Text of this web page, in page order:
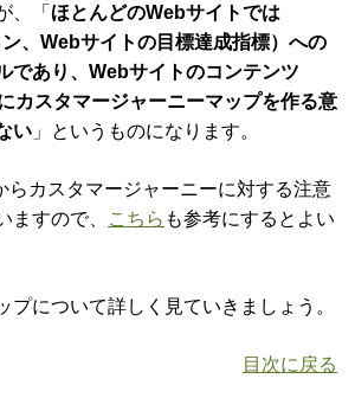
、「 ほとんどのWebサイトでは
、Webサイトの目標達成指標）への
であり、Webサイトのコンテンツ
カスタマージャーニーマップを作る意
い 」というものになります。
らカスタマージャーニーに対する注意
ますので、
こちら も参考にするとよい
プについて詳しく見ていきましょう。
目次に戻る